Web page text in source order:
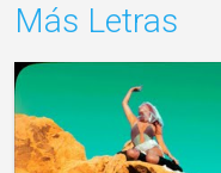
Más Letras